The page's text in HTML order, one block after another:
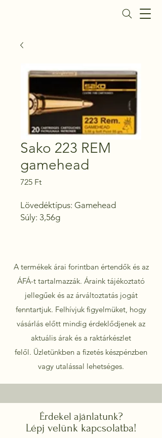
Sako 223 REM
gamehead
725 FtÁr
Lövedéktípus: Gamehead
Súly: 3,56g
A termékek árai forintban értendők és az
ÁFÁ-t tartalmazzák. Áraink tájékoztató
jellegűek és az árváltoztatás jogát
fenntartjuk. Felhívjuk figyelmüket, hogy
vásárlás előtt mindig érdeklődjenek az
aktuális árak és a raktárkészlet
felől. Üzletünkben a fizetés készpénzben
vagy utalással lehetséges.
Érdekel ajánlatunk?
Lépj velünk kapcsolatba!